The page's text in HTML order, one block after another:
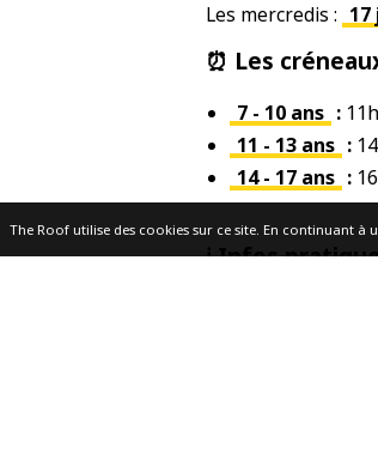
Les mercredis : 17
⏰ Les
7 - 10 ans :
11 - 13 ans :
14 - 17 ans :
ℹ️ Infos
The Roof utilise des cookies sur ce site. En continuant